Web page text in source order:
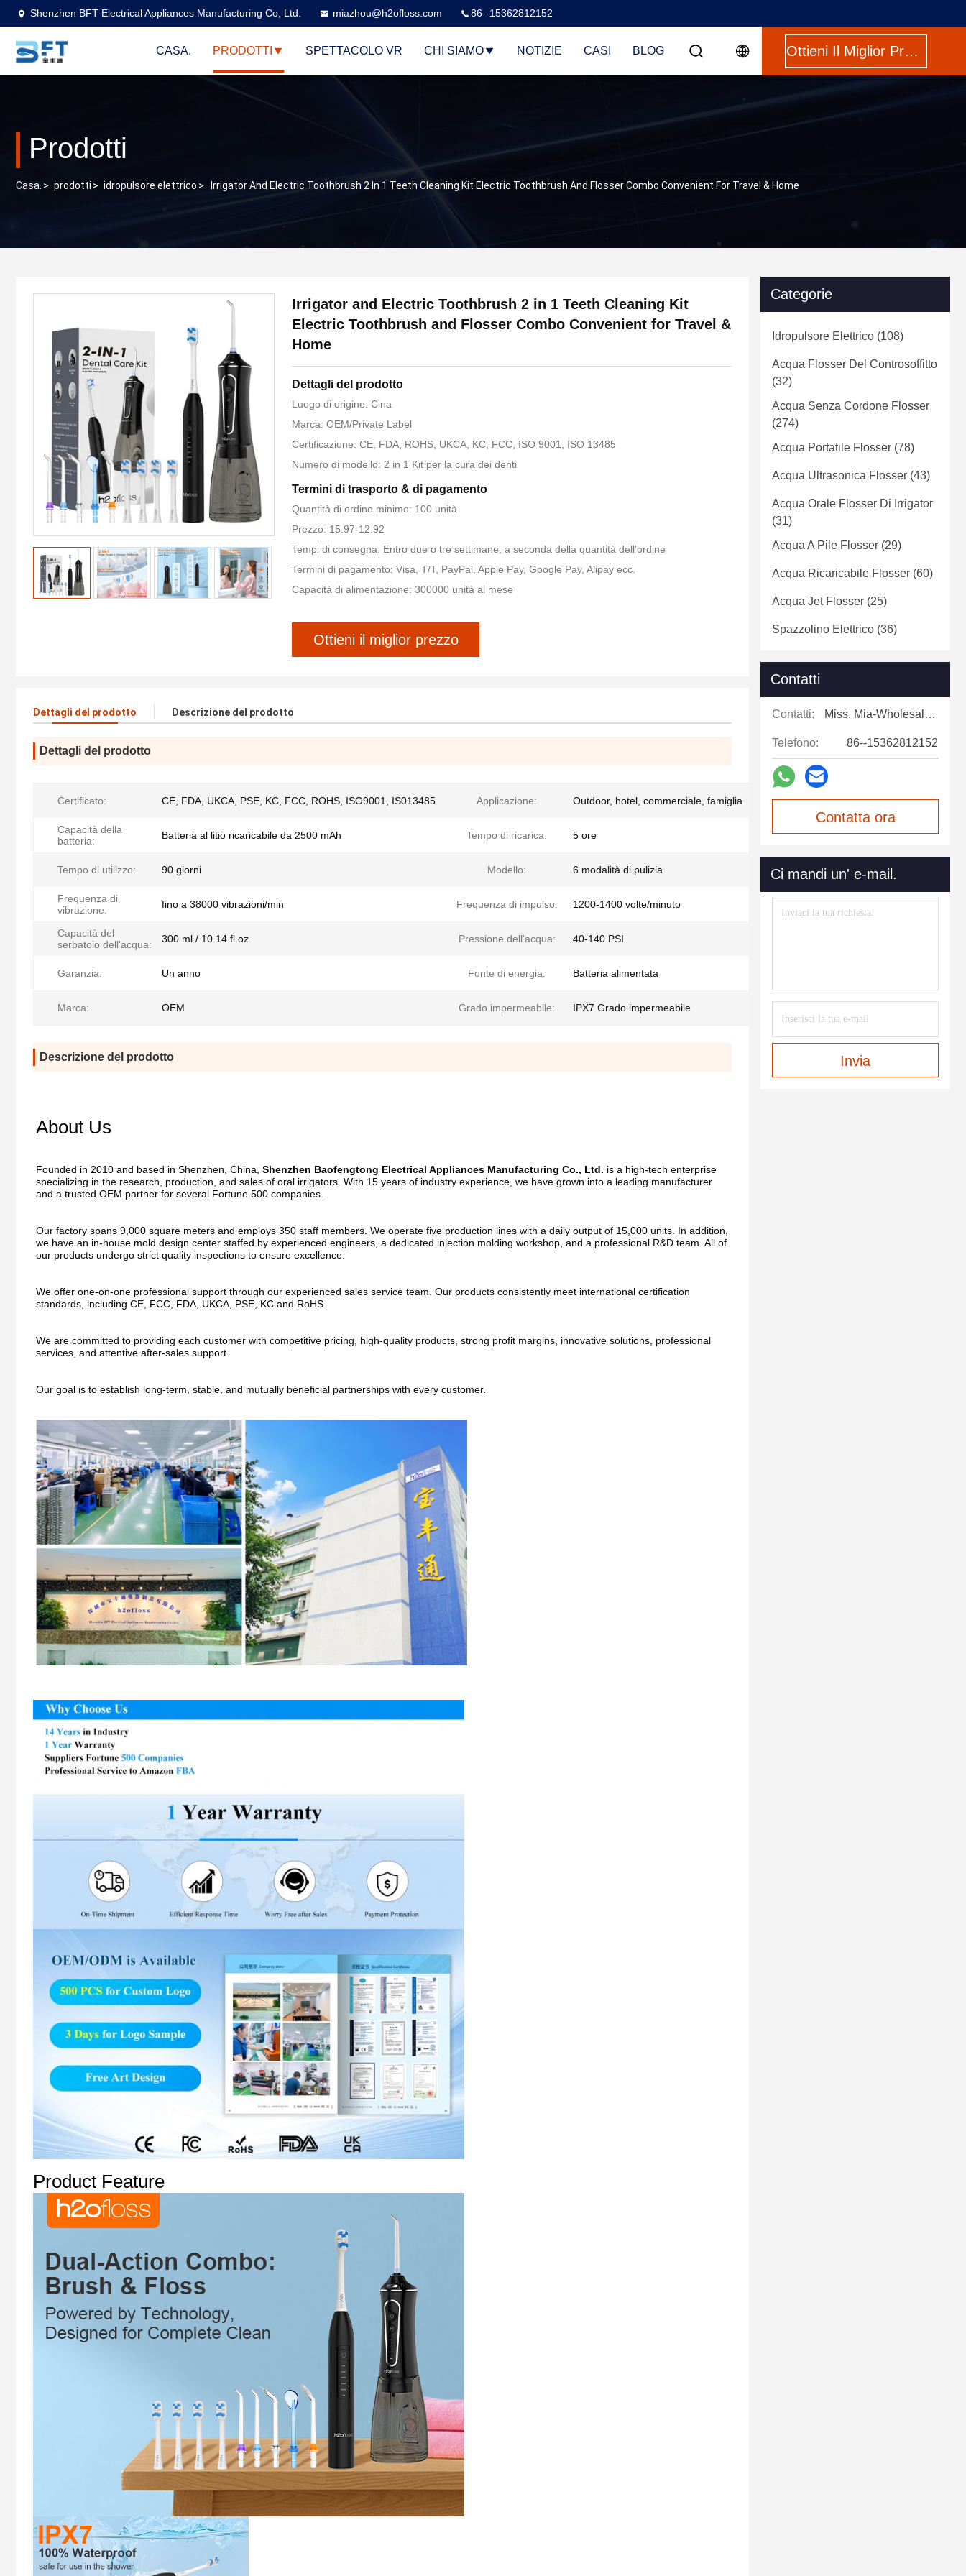
Shenzhen BFT Electrical Appliances Manufacturing Co, Ltd. miazhou@h2ofloss.com 86--15362812152
CASA. PRODOTTI SPETTACOLO VR CHI SIAMO NOTIZIE CASI BLOG Ottieni Il Miglior Prezzo
Prodotti
Casa. > prodotti > idropulsore elettrico > Irrigator And Electric Toothbrush 2 In 1 Teeth Cleaning Kit Electric Toothbrush And Flosser Combo Convenient For Travel & Home
Irrigator and Electric Toothbrush 2 in 1 Teeth Cleaning Kit
Electric Toothbrush and Flosser Combo Convenient for Travel &
Home
Dettagli del prodotto
Luogo di origine: Cina
Marca: OEM/Private Label
Certificazione: CE, FDA, ROHS, UKCA, KC, FCC, ISO 9001, ISO 13485
Numero di modello: 2 in 1 Kit per la cura dei denti
Termini di trasporto & di pagamento
Quantità di ordine minimo: 100 unità
Prezzo: 15.97-12.92
Tempi di consegna: Entro due o tre settimane, a seconda della quantità dell'ordine
Termini di pagamento: Visa, T/T, PayPal, Apple Pay, Google Pay, Alipay ecc.
Capacità di alimentazione: 300000 unità al mese
Ottieni il miglior prezzo
Dettagli del prodotto Descrizione del prodotto
Dettagli del prodotto
Certificato: CE, FDA, UKCA, PSE, KC, FCC, ROHS, ISO9001, IS013485 Applicazione: Outdoor, hotel, commerciale, famiglia
Capacità della
batteria:
Batteria al litio ricaricabile da 2500 mAh Tempo di ricarica: 5 ore
Tempo di utilizzo: 90 giorni Modello: 6 modalità di pulizia
Frequenza di
vibrazione:
fino a 38000 vibrazioni/min Frequenza di impulso: 1200-1400 volte/minuto
Capacità del
serbatoio dell'acqua:
300 ml / 10.14 fl.oz Pressione dell'acqua: 40-140 PSI
Garanzia: Un anno Fonte di energia: Batteria alimentata
Marca: OEM Grado impermeabile: IPX7 Grado impermeabile
Descrizione del prodotto
About Us
Founded in 2010 and based in Shenzhen, China, Shenzhen Baofengtong Electrical Appliances Manufacturing Co., Ltd. is a high-tech enterprise
specializing in the research, production, and sales of oral irrigators. With 15 years of industry experience, we have grown into a leading manufacturer
and a trusted OEM partner for several Fortune 500 companies.
Our factory spans 9,000 square meters and employs 350 staff members. We operate five production lines with a daily output of 15,000 units. In addition,
we have an in-house mold design center staffed by experienced engineers, a dedicated injection molding workshop, and a professional R&D team. All of
our products undergo strict quality inspections to ensure excellence.
We offer one-on-one professional support through our experienced sales service team. Our products consistently meet international certification
standards, including CE, FCC, FDA, UKCA, PSE, KC and RoHS.
We are committed to providing each customer with competitive pricing, high-quality products, strong profit margins, innovative solutions, professional
services, and attentive after-sales support.
Our goal is to establish long-term, stable, and mutually beneficial partnerships with every customer.
Product Feature
Categorie
Idropulsore Elettrico (108)
Acqua Flosser Del Controsoffitto
(32)
Acqua Senza Cordone Flosser
(274)
Acqua Portatile Flosser (78)
Acqua Ultrasonica Flosser (43)
Acqua Orale Flosser Di Irrigator
(31)
Acqua A Pile Flosser (29)
Acqua Ricaricabile Flosser (60)
Acqua Jet Flosser (25)
Spazzolino Elettrico (36)
Contatti
Contatti: Miss. Mia-Wholesale Sales Expert
Telefono: 86--15362812152
Contatta ora
Ci mandi un' e-mail.
Invia